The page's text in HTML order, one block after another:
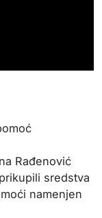
Rađenović
sredstva
namenjen